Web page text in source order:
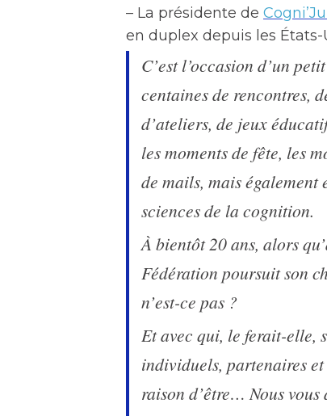
– La présidente de
en duplex depuis les États-
C’est l’occasion d’un
centaines de rencontres,
d’ateliers, de jeux
les moments de fête, les
de mails, mais
sciences de la cognition.
À bientôt 20 ans, alors
Fédération poursuit son
n’est-ce pas ?
Et avec qui, le ferait-elle,
individuels, partenaires
raison d’être… Nous